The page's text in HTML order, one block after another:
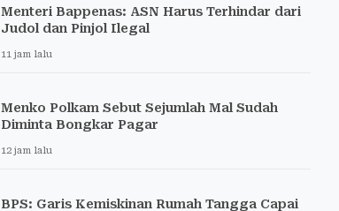
Menteri Bappenas: ASN Harus Terhindar dari
Judol dan Pinjol Ilegal
11 jam lalu
Menko Polkam Sebut Sejumlah Mal Sudah
Diminta Bongkar Pagar
12 jam lalu
BPS: Garis Kemiskinan Rumah Tangga Capai